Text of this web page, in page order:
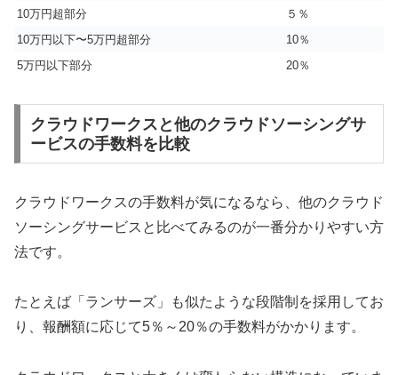
10万円超部分
５％
10万円以下〜5万円超部分
10％
5万円以下部分
20％
クラウドワークスと他のクラウドソーシングサ
ービスの手数料を比較
クラウドワークスの手数料が気になるなら、他のクラウド
ソーシングサービスと比べてみるのが一番分かりやすい方
法です。
たとえば「ランサーズ」も似たような段階制を採用してお
り、報酬額に応じて5％～20％の手数料がかかります。